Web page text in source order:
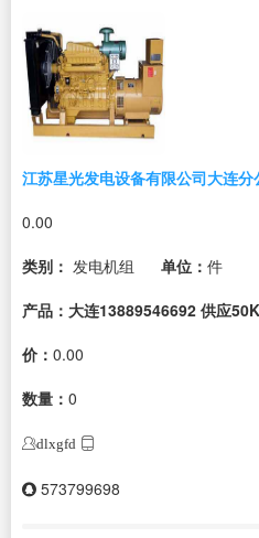
江苏星光发电设备有限公司大连分
0.00
类别： 发电机组 单位： 件
产品：大连13889546692 供应
价： 0.00
数量： 0
dlxgfd
573799698